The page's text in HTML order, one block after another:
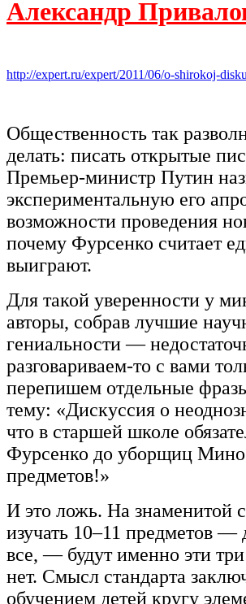
Александр
http://expert.ru/expert/2011/06/o-shirokoj-
Общественность так
делать: писать открытые
Премьер-министр Путин
экспериментальную его
возможности проведения
почему Фурсенко считает
выиграют.
Для такой уверенности у
авторы, собрав лучшие
гениальности —
разговариваем-то с вами
перепишем отдельные
тему: «Дискуссия о
что в старшей школе
Фурсенко до уборщиц
предметов!»
И это ложь. На знаменитой
изучать 10–11 предметов
все, — будут именно эти
нет. Смысл стандарта
обучением детей кругу